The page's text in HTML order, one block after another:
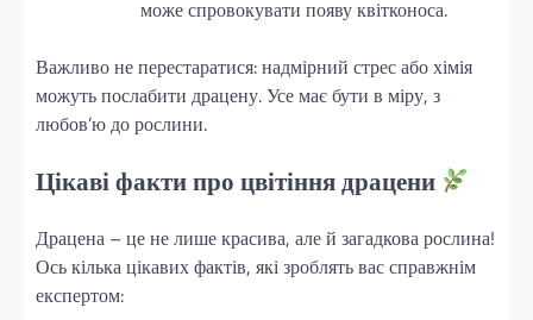
може спровокувати появу квітконоса.
Важливо не перестаратися: надмірний стрес або хімія
можуть послабити драцену. Усе має бути в міру, з
любов’ю до рослини.
Цікаві факти про цвітіння драцени
Драцена – це не лише красива, але й загадкова рослина!
Ось кілька цікавих фактів, які зроблять вас справжнім
експертом: